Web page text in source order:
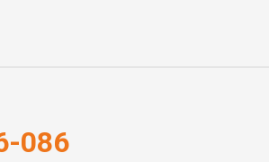
086